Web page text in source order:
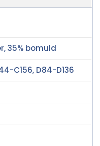
35% bomuld
C156, D84-D136